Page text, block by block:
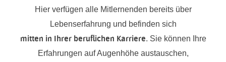
Hier verfügen alle Mitlernenden bereits über
Lebenserfahrung und befinden sich
mitten in Ihrer beruflichen Karriere. Sie können Ihre
Erfahrungen auf Augenhöhe austauschen,